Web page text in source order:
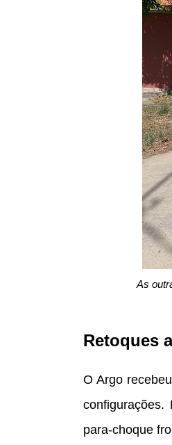
As
Retoques
O Argo
para-choque